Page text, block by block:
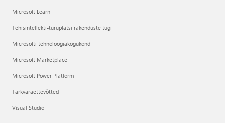
Microsoft Learn
Tehisintellekti-turuplatsi rakenduste tugi
Microsofti tehnoloogiakogukond
Microsoft Marketplace
Microsoft Power Platform
Tarkvaraettevõtted
Visual Studio